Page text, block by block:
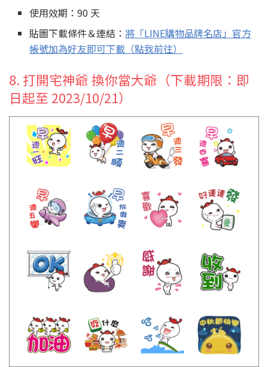
使用效期：90 天
貼圖下載條件＆連結： 將「LINE購物品牌名店」官方
帳號加為好友即可下載（點我前往）
8. 打開宅神爺 換你當大爺（下載期限：即
日起至 2023/10/21）